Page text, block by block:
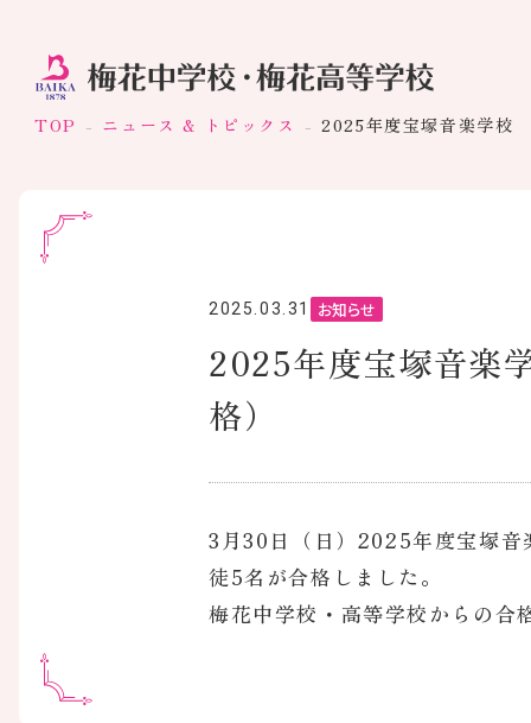
TOP ニュース & トピックス 2025年度宝塚音楽学校
2025.03.31 お知らせ
2025年度宝塚音楽
格）
3月30日（日）2025年度宝塚
徒5名が合格しました。
梅花中学校・高等学校からの合